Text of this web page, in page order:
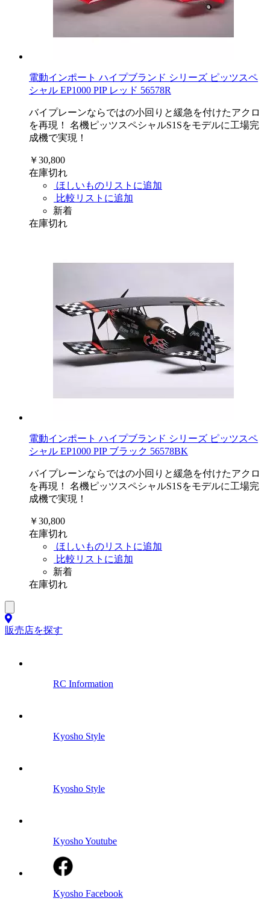
電動インポート ハイプブランド シリーズ ピッツスペ
シャル EP1000 PIP レッド 56578R
バイプレーンならではの小回りと緩急を付けたアクロ
を再現！ 名機ピッツスペシャルS1Sをモデルに工場完
成機で実現！
￥30,800
在庫切れ
ほしいものリストに追加
比較リストに追加
新着
在庫切れ
電動インポート ハイプブランド シリーズ ピッツスペ
シャル EP1000 PIP ブラック 56578BK
バイプレーンならではの小回りと緩急を付けたアクロ
を再現！ 名機ピッツスペシャルS1Sをモデルに工場完
成機で実現！
￥30,800
在庫切れ
ほしいものリストに追加
比較リストに追加
新着
在庫切れ
販売店を探す
RC Information
Kyosho Style
Kyosho Style
Kyosho Youtube
Kyosho Facebook